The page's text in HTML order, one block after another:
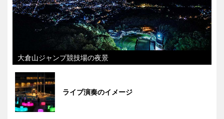
大倉山ジャンプ競技場の夜景
ライブ演奏のイメージ